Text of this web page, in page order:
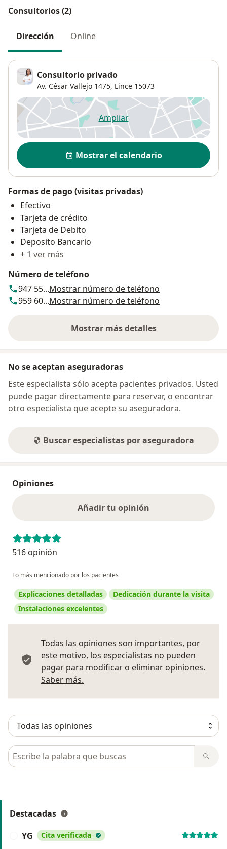
Consultorios (2)
Dirección Online
Consultorio privado
Av. César Vallejo 1475, Lince 15073
Ampliarse abre en una nueva
Disponibilidad
Mostrar el calendario
Formas de pago (visitas privadas)
Efectivo
Tarjeta de crédito
Tarjeta de Debito
Deposito Bancario
+ 1 ver más
Número de teléfono
947 55...Mostrar número de teléfono
959 60...Mostrar número de teléfono
Mostrar más detalles
sobre la dirección
No se aceptan aseguradoras
Este especialista sólo acepta pacientes privados. Usted
puede pagar directamente para reservar, o encontrar
otro especialista que acepte su aseguradora.
Buscar especialistas por aseguradora
Opiniones
Añadir tu opinión
516 opinión
Lo más mencionado por los pacientes
Explicaciones detalladas
Dedicación durante la visita
Instalaciones excelentes
Todas las opiniones son importantes, por
este motivo, los especialistas no pueden
pagar para modificar o eliminar opiniones.
Saber más.
Busca en opiniones
Destacadas
YG Cita verificada